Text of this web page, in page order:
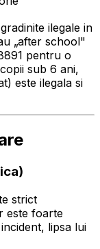
ilegale in
„after school"
pentru o
sub 6 ani,
este ilegala si
strict
este foarte
lipsa lui